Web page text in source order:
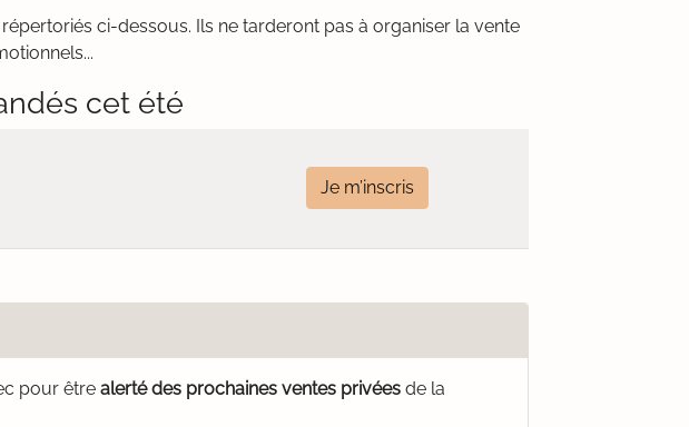
ci-dessous. Ils ne tarderont pas à organiser la vente
cet été
Je m’inscris
pour être alerté des prochaines ventes privées de la